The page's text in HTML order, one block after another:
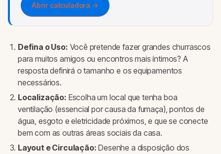
Abrir calculadora →
Defina o Uso: Você pretende fazer grandes churrascos
para muitos amigos ou encontros mais íntimos? A
resposta definirá o tamanho e os equipamentos
necessários.
Localização: Escolha um local que tenha boa
ventilação (essencial por causa da fumaça), pontos de
água, esgoto e eletricidade próximos, e que se conecte
bem com as outras áreas sociais da casa.
Layout e Circulação: Desenhe a disposição dos